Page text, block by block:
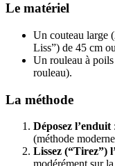
Le matériel
Un couteau large
Liss”) de 45 cm
Un rouleau à
rouleau).
La méthode
Déposez l’enduit
(méthode
Lissez (“Tirez”)